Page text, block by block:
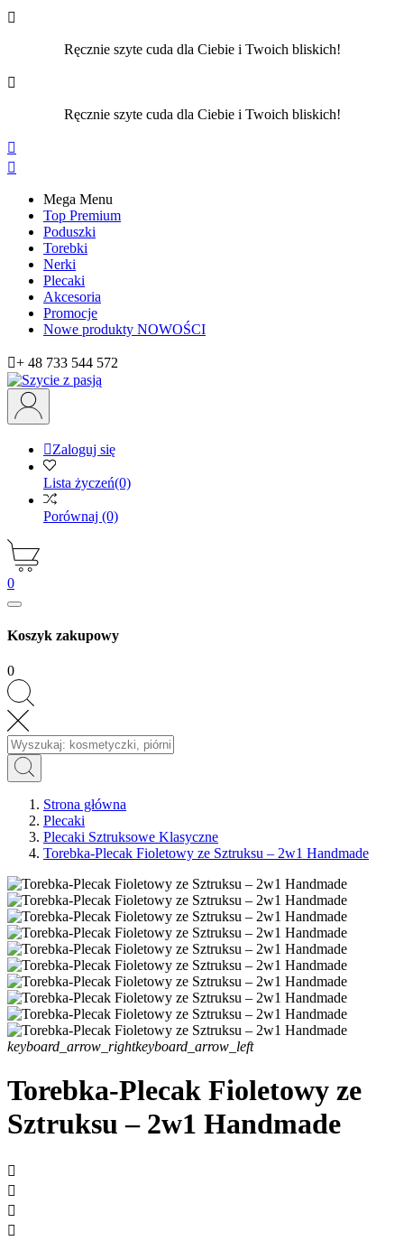

Ręcznie szyte cuda dla Ciebie i Twoich bliskich!

Ręcznie szyte cuda dla Ciebie i Twoich bliskich!


Mega Menu
Top Premium
Poduszki
Torebki
Nerki
Plecaki
Akcesoria
Promocje
Nowe produkty NOWOŚCI
+ 48 733 544 572
Zaloguj się
Lista życzeń(0)
Porównaj (0)
0
Koszyk zakupowy
0
Strona główna
Plecaki
Plecaki Sztruksowe Klasyczne
Torebka-Plecak Fioletowy ze Sztruksu – 2w1 Handmade
keyboard_arrow_rightkeyboard_arrow_left
Torebka-Plecak Fioletowy ze
Sztruksu – 2w1 Handmade



